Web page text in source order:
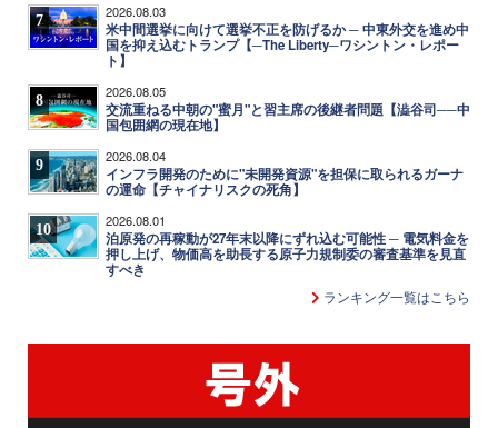
7 2026.08.03
米中間選挙に向けて選挙不正を防げるか ─ 中東外交を進め中
国を抑え込むトランプ【─The Liberty─ワシントン・レポー
ト】
8 2026.08.05
交流重ねる中朝の"蜜月"と習主席の後継者問題【澁谷司──中
国包囲網の現在地】
9 2026.08.04
インフラ開発のために"未開発資源"を担保に取られるガーナ
の運命【チャイナリスクの死角】
10 2026.08.01
泊原発の再稼動が27年末以降にずれ込む可能性 ─ 電気料金を
押し上げ、物価高を助長する原子力規制委の審査基準を見直
すべき
ランキング一覧はこちら